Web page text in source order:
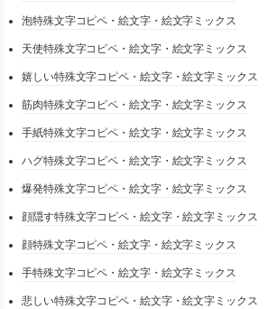
泡特殊文字コピペ・絵文字・絵文字ミックス
天使特殊文字コピペ・絵文字・絵文字ミックス
嬉しい特殊文字コピペ・絵文字・絵文字ミックス
筋肉特殊文字コピペ・絵文字・絵文字ミックス
手紙特殊文字コピペ・絵文字・絵文字ミックス
ハグ特殊文字コピペ・絵文字・絵文字ミックス
爆発特殊文字コピペ・絵文字・絵文字ミックス
顔隠す特殊文字コピペ・絵文字・絵文字ミックス
顔特殊文字コピペ・絵文字・絵文字ミックス
手特殊文字コピペ・絵文字・絵文字ミックス
悲しい特殊文字コピペ・絵文字・絵文字ミックス